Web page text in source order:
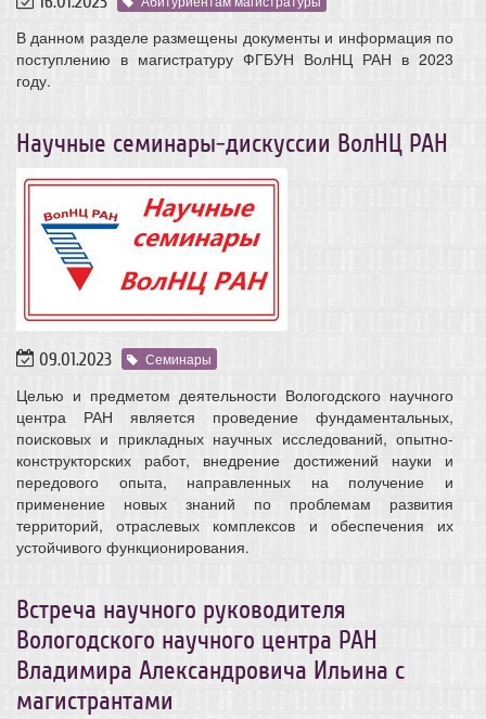
В данном разделе размещены документы и информация по
поступлению в магистратуру ФГБУН ВолНЦ РАН в 2023
году.
Научные семинары-дискуссии ВолНЦ РАН
09.01.2023 Семинары
Целью и предметом деятельности Вологодского научного
центра РАН является проведение фундаментальных,
поисковых и прикладных научных исследований, опытно-
конструкторских работ, внедрение достижений науки и
передового опыта, направленных на получение и
применение новых знаний по проблемам развития
территорий, отраслевых комплексов и обеспечения их
устойчивого функционирования.
Встреча научного руководителя
Вологодского научного центра РАН
Владимира Александровича Ильина с
магистрантами